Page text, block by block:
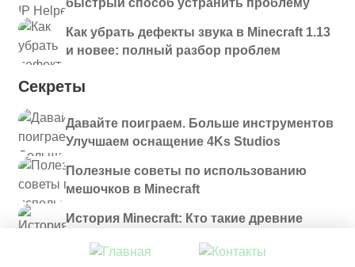
быстрый способ устранить проблему
Как убрать дефекты звука в Minecraft 1.13
и новее: полный разбор проблем
Секреты
Давайте поиграем. Больше инструментов
Улучшаем оснащение 4Ks Studios
Полезные советы по использованию
мешочков в Minecraft
История Minecraft: Кто такие древние